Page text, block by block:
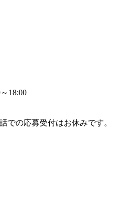
18:00
での応募受付はお休みです。